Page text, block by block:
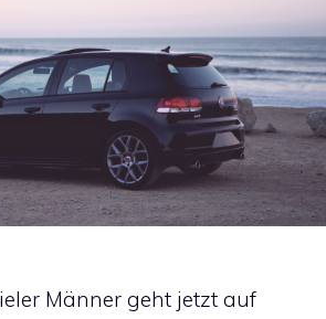
Männer geht jetzt auf